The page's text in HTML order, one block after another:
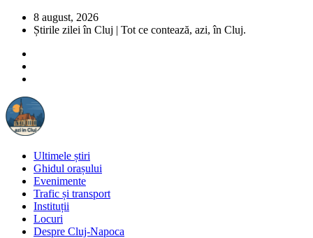
8 august, 2026
Știrile zilei în Cluj | Tot ce contează, azi, în Cluj.
Ultimele știri
Ghidul orașului
Evenimente
Trafic și transport
Instituții
Locuri
Despre Cluj-Napoca